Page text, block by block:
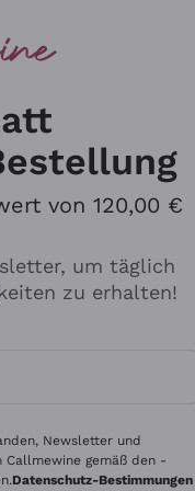
Für
von 120,00 €
um täglich
zu erhalten!
zum Erhalt von
Newsletter und
Callmewine gemäß den -
Datenschutz-Bestimmungen